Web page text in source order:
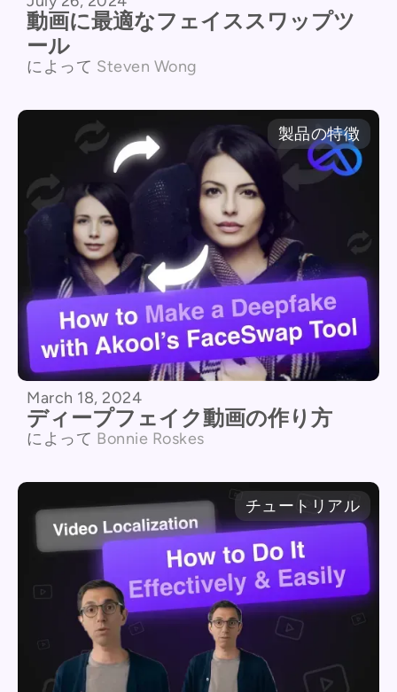
動画に最適なフェイススワップツ
ール
によって Steven Wong
製品の特徴
March 18, 2024
ディープフェイク動画の作り方
によって Bonnie Roskes
チュートリアル